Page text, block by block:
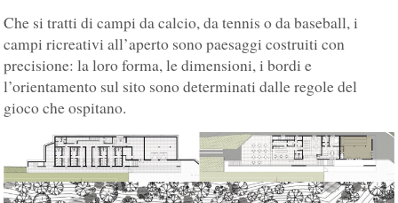
Che si tratti di campi da calcio, da tennis o da baseball, i
campi ricreativi all’aperto sono paesaggi costruiti con
precisione: la loro forma, le dimensioni, i bordi e
l’orientamento sul sito sono determinati dalle regole del
gioco che ospitano.